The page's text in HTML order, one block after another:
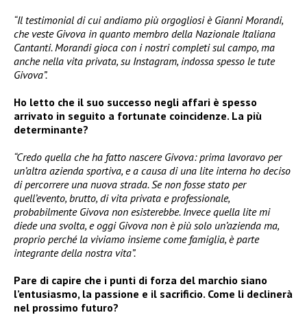
“Il testimonial di cui andiamo più orgogliosi è Gianni Morandi,
che veste Givova in quanto membro della Nazionale Italiana
Cantanti. Morandi gioca con i nostri completi sul campo, ma
anche nella vita privata, su Instagram, indossa spesso le tute
Givova”.
Ho letto che il suo successo negli affari è spesso
arrivato in seguito a fortunate coincidenze. La più
determinante?
“Credo quella che ha fatto nascere Givova: prima lavoravo per
un’altra azienda sportiva, e a causa di una lite interna ho deciso
di percorrere una nuova strada. Se non fosse stato per
quell’evento, brutto, di vita privata e professionale,
probabilmente Givova non esisterebbe. Invece quella lite mi
diede una svolta, e oggi Givova non è più solo un’azienda ma,
proprio perché la viviamo insieme come famiglia, è parte
integrante della nostra vita”.
Pare di capire che i punti di forza del marchio siano
l’entusiasmo, la passione e il sacrificio. Come li declinerà
nel prossimo futuro?